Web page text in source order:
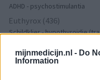
mijnmedicijn.nl - Do
Information
ADHD - psychostimulantia
Euthyrox (436)
Schildklier - hypothyroidie
De reviews op deze